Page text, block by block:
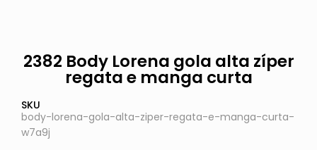
2382 Body Lorena gola alta zíper
regata e manga curta
SKU
body-lorena-gola-alta-ziper-regata-e-manga-curta-
w7a9j